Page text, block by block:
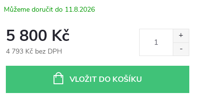
11.8.2026
5 800 Kč
4 793 Kč bez DPH
VLOŽIT DO KOŠÍKU